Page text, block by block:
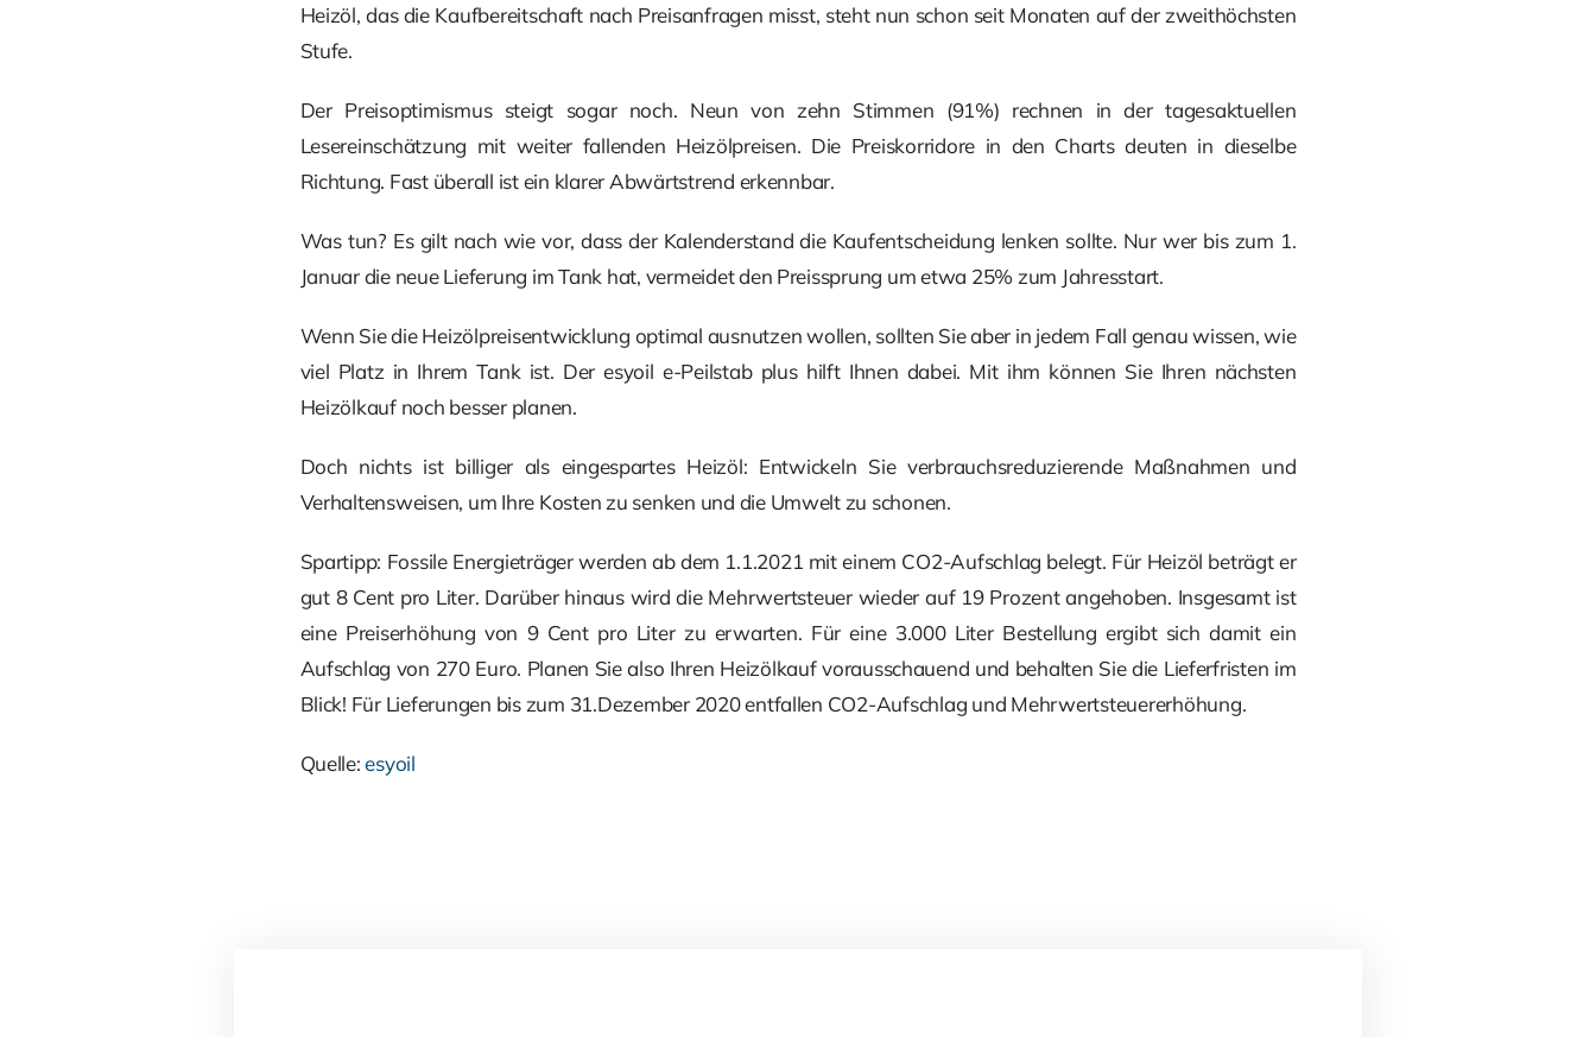
Heizöl, das die Kaufbereitschaft nach Preisanfragen misst, steht nun schon seit Monaten auf der zweithöchsten
Stufe.
Der Preisoptimismus steigt sogar noch. Neun von zehn Stimmen (91%) rechnen in der tagesaktuellen
Lesereinschätzung mit weiter fallenden Heizölpreisen. Die Preiskorridore in den Charts deuten in dieselbe
Richtung. Fast überall ist ein klarer Abwärtstrend erkennbar.
Was tun? Es gilt nach wie vor, dass der Kalenderstand die Kaufentscheidung lenken sollte. Nur wer bis zum 1.
Januar die neue Lieferung im Tank hat, vermeidet den Preissprung um etwa 25% zum Jahresstart.
Wenn Sie die Heizölpreisentwicklung optimal ausnutzen wollen, sollten Sie aber in jedem Fall genau wissen, wie
viel Platz in Ihrem Tank ist. Der esyoil e-Peilstab plus hilft Ihnen dabei. Mit ihm können Sie Ihren nächsten
Heizölkauf noch besser planen.
Doch nichts ist billiger als eingespartes Heizöl: Entwickeln Sie verbrauchsreduzierende Maßnahmen und
Verhaltensweisen, um Ihre Kosten zu senken und die Umwelt zu schonen.
Spartipp: Fossile Energieträger werden ab dem 1.1.2021 mit einem CO2-Aufschlag belegt. Für Heizöl beträgt er
gut 8 Cent pro Liter. Darüber hinaus wird die Mehrwertsteuer wieder auf 19 Prozent angehoben. Insgesamt ist
eine Preiserhöhung von 9 Cent pro Liter zu erwarten. Für eine 3.000 Liter Bestellung ergibt sich damit ein
Aufschlag von 270 Euro. Planen Sie also Ihren Heizölkauf vorausschauend und behalten Sie die Lieferfristen im
Blick! Für Lieferungen bis zum 31.Dezember 2020 entfallen CO2-Aufschlag und Mehrwertsteuererhöhung.
Quelle:esyoil